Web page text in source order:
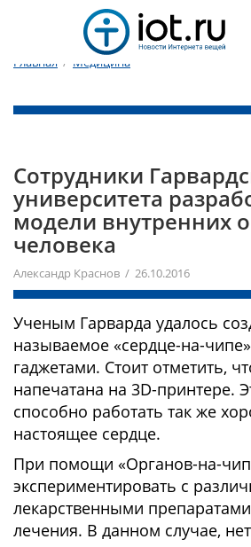
Главная / Медицина
Сотрудники
университета
модели внутренних
человека
Александр Краснов / 26.10.2016
Ученым Гарварда удалось
называемое «сердце-на-
гаджетами. Стоит отметить,
напечатана на 3D-принтере.
способно работать так же
настоящее сердце.
При помощи «Органов-на-
экспериментировать с
лекарственными
лечения. В данном случае,